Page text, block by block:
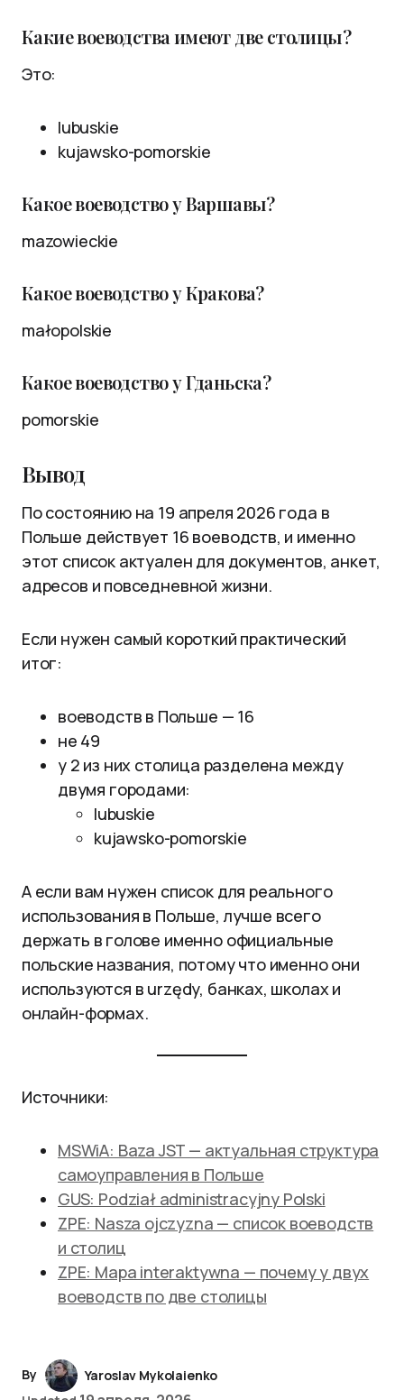
Какие воеводства имеют две столицы?
Это:
lubuskie
kujawsko-pomorskie
Какое воеводство у Варшавы?
mazowieckie
Какое воеводство у Кракова?
małopolskie
Какое воеводство у Гданьска?
pomorskie
Вывод
По состоянию на 19 апреля 2026 года в
Польше действует 16 воеводств, и именно
этот список актуален для документов, анкет,
адресов и повседневной жизни.
Если нужен самый короткий практический
итог:
воеводств в Польше — 16
не 49
у 2 из них столица разделена между
двумя городами:
lubuskie
kujawsko-pomorskie
А если вам нужен список для реального
использования в Польше, лучше всего
держать в голове именно официальные
польские названия, потому что именно они
используются в urzędy, банках, школах и
онлайн-формах.
Источники:
MSWiA: Baza JST — актуальная структура
самоуправления в Польше
GUS: Podział administracyjny Polski
ZPE: Nasza ojczyzna — список воеводств
и столиц
ZPE: Mapa interaktywna — почему у двух
воеводств по две столицы
By
Yaroslav Mykolaienko